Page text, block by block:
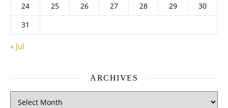
24
25 26 27 28 29
30
31
« Jul
ARCHIVES